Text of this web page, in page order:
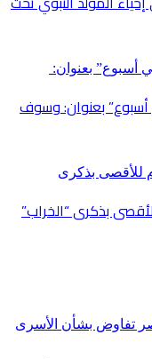
في أسبوع” بعنوان: وسوف
بذكرى “الخراب”
تفاوض بشأن الأسرى